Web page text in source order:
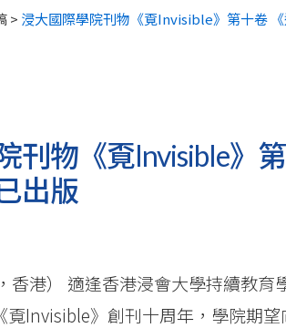
> 浸大國際學院刊物《覔Invisible》第十卷
刊物《覔Invisible》
出版
香港） 適逢香港浸會大學持續教
覔Invisible》創刊十周年，學院期